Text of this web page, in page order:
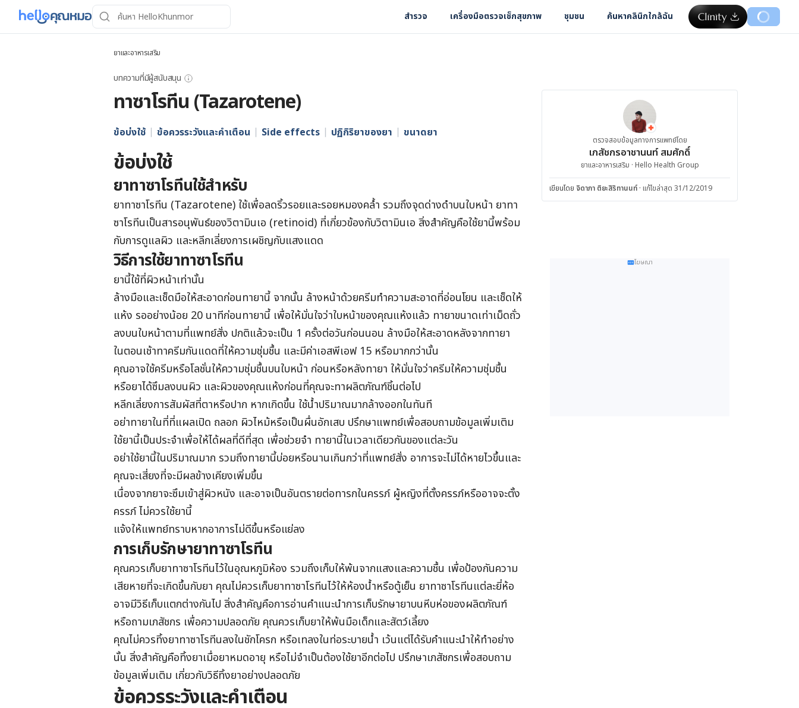
สำรวจ เครื่องมือตรวจเช็กสุขภาพ ชุมชน ค้นหาคลินิกใกล้ฉัน
ยาและอาหารเสริม
บทความที่มีผู้สนับสนุน
ทาซาโรทีน (Tazarotene)
ข้อบ่งใช้ ข้อควรระวังและคำเตือน Side effects ปฏิกิริยาของยา ขนาดยา
ข้อบ่งใช้
ยาทาซาโรทีนใช้สำหรับ
ยาทาซาโรทีน (Tazarotene) ใช้เพื่อลดริ้วรอยและรอยหมองคล้ำ รวมถึงจุดด่างดำบนใบหน้า ยาทา
ซาโรทีนเป็นสารอนุพันธ์ของวิตามินเอ (retinoid) ที่เกี่ยวข้องกับวิตามินเอ สิ่งสำคัญคือใช้ยานี้พร้อม
กับการดูแลผิว และหลีกเลี่ยงการเผชิญกับแสงแดด
วิธีการใช้ยาทาซาโรทีน
ยานี้ใช้ที่ผิวหน้าเท่านั้น
ล้างมือและเช็ดมือให้สะอาดก่อนทายานี้ จากนั้น ล้างหน้าด้วยครีมทำความสะอาดที่อ่อนโยน และเช็ดให้
แห้ง รออย่างน้อย 20 นาทีก่อนทายานี้ เพื่อให้มั่นใจว่าใบหน้าของคุณแห้งแล้ว ทายาขนาดเท่าเม็ดถั่ว
ลงบนใบหน้าตามที่แพทย์สั่ง ปกติแล้วจะเป็น 1 ครั้งต่อวันก่อนนอน ล้างมือให้สะอาดหลังจากทายา
ในตอนเช้าทาครีมกันแดดที่ให้ความชุ่มชื้น และมีค่าเอสพีเอฟ 15 หรือมากกว่านั้น
คุณอาจใช้ครีมหรือโลชั่นให้ความชุ่มชื้นบนใบหน้า ก่อนหรือหลังทายา ให้มั่นใจว่าครีมให้ความชุ่มชื้น
หรือยาได้ซึมลงบนผิว และผิวของคุณแห้งก่อนที่คุณจะทาผลิตภัณฑ์ชิ้นต่อไป
หลีกเลี่ยงการสัมผัสที่ตาหรือปาก หากเกิดขึ้น ใช้น้ำปริมาณมากล้างออกในทันที
อย่าทายาในที่ที่แผลเปิด ถลอก ผิวไหม้หรือเป็นผื่นอักเสบ ปรึกษาแพทย์เพื่อสอบถามข้อมูลเพิ่มเติม
ใช้ยานี้เป็นประจำเพื่อให้ได้ผลที่ดีที่สุด เพื่อช่วยจำ ทายานี้ในเวลาเดียวกันของแต่ละวัน
อย่าใช้ยานี้ในปริมาณมาก รวมถึงทายานี้บ่อยหรือนานเกินกว่าที่แพทย์สั่ง อาการจะไม่ได้หายไวขึ้นและ
คุณจะเสี่ยงที่จะมีผลข้างเคียงเพิ่มขึ้น
เนื่องจากยาจะซึมเข้าสู่ผิวหนัง และอาจเป็นอันตรายต่อทารกในครรภ์ ผู้หญิงที่ตั้งครรภ์หรืออาจจะตั้ง
ครรภ์ ไม่ควรใช้ยานี้
แจ้งให้แพทย์ทราบหากอาการไม่ดีขึ้นหรือแย่ลง
การเก็บรักษายาทาซาโรทีน
คุณควรเก็บยาทาซาโรทีนไว้ในอุณหภูมิห้อง รวมถึงเก็บให้พ้นจากแสงและความชื้น เพื่อป้องกันความ
เสียหายที่จะเกิดขึ้นกับยา คุณไม่ควรเก็บยาทาซาโรทีนไว้ให้ห้องน้ำหรือตู้เย็น ยาทาซาโรทีนแต่ละยี่ห้อ
อาจมีวิธีเก็บแตกต่างกันไป สิ่งสำคัญคือการอ่านคำแนะนำการเก็บรักษายาบนหีบห่อของผลิตภัณฑ์
หรือถามเภสัชกร เพื่อความปลอดภัย คุณควรเก็บยาให้พ้นมือเด็กและสัตว์เลี้ยง
คุณไม่ควรทิ้งยาทาซาโรทีนลงในชักโครก หรือเทลงในท่อระบายน้ำ เว้นแต่ได้รับคำแนะนำให้ทำอย่าง
นั้น สิ่งสำคัญคือทิ้งยาเมื่อยาหมดอายุ หรือไม่จำเป็นต้องใช้ยาอีกต่อไป ปรึกษาเภสัชกรเพื่อสอบถาม
ข้อมูลเพิ่มเติม เกี่ยวกับวิธีทิ้งยาอย่างปลอดภัย
ข้อควรระวังและคำเตือน
ตรวจสอบข้อมูลทางการแพทย์โดย
เภสัชกรอาชานนท์ สมศักดิ์
ยาและอาหารเสริม · Hello Health Group
เขียนโดย จิดาภา ติยะสิริทานนท์ · แก้ไขล่าสุด 31/12/2019
โฆษณา